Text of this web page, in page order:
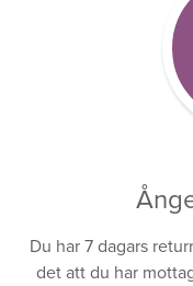
Du har 7 dagars
det att du har